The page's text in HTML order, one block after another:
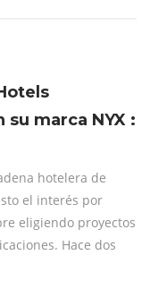
marca NYX :
hotelera de
el interés por
eligiendo proyectos
Hace dos